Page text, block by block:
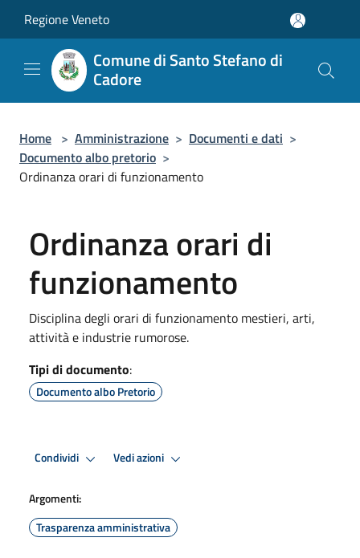
Regione Veneto
Comune di Santo Stefano di
Cadore
Home > Amministrazione > Documenti e dati >
Documento albo pretorio >
Ordinanza orari di funzionamento
Ordinanza orari di
funzionamento
Disciplina degli orari di funzionamento mestieri, arti,
attività e industrie rumorose.
Tipi di documento:
Documento albo Pretorio
Condividi Vedi azioni
Argomenti:
Trasparenza amministrativa